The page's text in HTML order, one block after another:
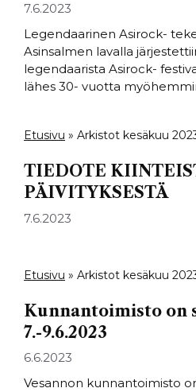
7.6.2023
Legendaarinen Asirock-
Asinsalmen lavalla
legendaarista Asirock-
lähes 30- vuotta
Etusivu » Arkistot kesäkuu
TIEDOTE
PÄIVITYKSESTÄ
7.6.2023
Etusivu » Arkistot kesäkuu
Kunnantoimisto on
7.-9.6.2023
6.6.2023
Vesannon kunnantoimisto